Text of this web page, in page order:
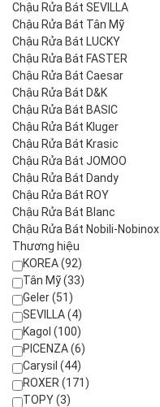
Chậu Rửa Bát SEVILLA
Chậu Rửa Bát Tân Mỹ
Chậu Rửa Bát LUCKY
Chậu Rửa Bát FASTER
Chậu Rửa Bát Caesar
Chậu Rửa Bát D&K
Chậu Rửa Bát BASIC
Chậu Rửa Bát Kluger
Chậu Rửa Bát Krasic
Chậu Rửa Bát JOMOO
Chậu Rửa Bát Dandy
Chậu Rửa Bát ROY
Chậu Rửa Bát Blanc
Chậu Rửa Bát Nobili-Nobinox
Thương hiệu
KOREA (92)
Tân Mỹ (33)
Geler (51)
SEVILLA (4)
Kagol (100)
PICENZA (6)
Carysil (44)
ROXER (171)
TOPY (3)